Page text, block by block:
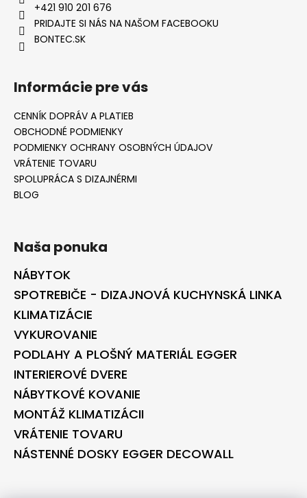
+421 910 201 676
PRIDAJTE SI NÁS NA NAŠOM FACEBOOKU
BONTEC.SK
Informácie pre vás
CENNÍK DOPRÁV A PLATIEB
OBCHODNÉ PODMIENKY
PODMIENKY OCHRANY OSOBNÝCH ÚDAJOV
VRÁTENIE TOVARU
SPOLUPRÁCA S DIZAJNÉRMI
BLOG
Naša ponuka
NÁBYTOK
SPOTREBIČE - DIZAJNOVÁ KUCHYNSKÁ LINKA
KLIMATIZÁCIE
VYKUROVANIE
PODLAHY A PLOŠNÝ MATERIÁL EGGER
INTERIEROVÉ DVERE
NÁBYTKOVÉ KOVANIE
MONTÁŽ KLIMATIZÁCII
VRÁTENIE TOVARU
NÁSTENNÉ DOSKY EGGER DECOWALL